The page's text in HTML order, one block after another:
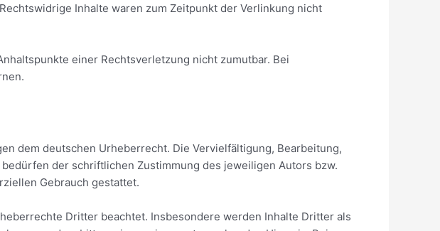
Inhalte waren zum Zeitpunkt der Verlinkung nicht
einer Rechtsverletzung nicht zumutbar. Bei
dem deutschen Urheberrecht. Die Vervielfältigung, Bearbeitung,
der schriftlichen Zustimmung des jeweiligen Autors bzw.
Gebrauch gestattet.
Dritter beachtet. Insbesondere werden Inhalte Dritter als